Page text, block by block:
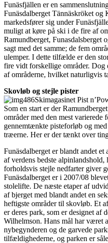
Funäsfjällen er en
Funäsdalberget Tännäskröket og
markedsfører sig under
muligt at køre på ski i de fire af
Ramundberget, Funasdalsberget
sagt med det samme; de fem
ulemper. I dette tilfælde er den
fire vidt forskellige områder.
af områderne, hvilket naturligvis
Skovløb og stejle pister
Skimagasinet Pist
Som en start er der
områder med den mest varierede
gennemtænkte pisteforløb og
træerne. Her er der tænkt over
Funäsdalberget er blandt andet
af verdens bedste
forholdsvis stejle nedfarter giver
Funäsdalberget er i 2007/08
stolelifte. De næste etaper af
af bjerget med blandt andet en
heftigste områder til skovløb. Et
er deres park, som er designet af
Wilhelmson. Hans mål har været
nybegynderen og de garvede
tilfældighederne, og parken er